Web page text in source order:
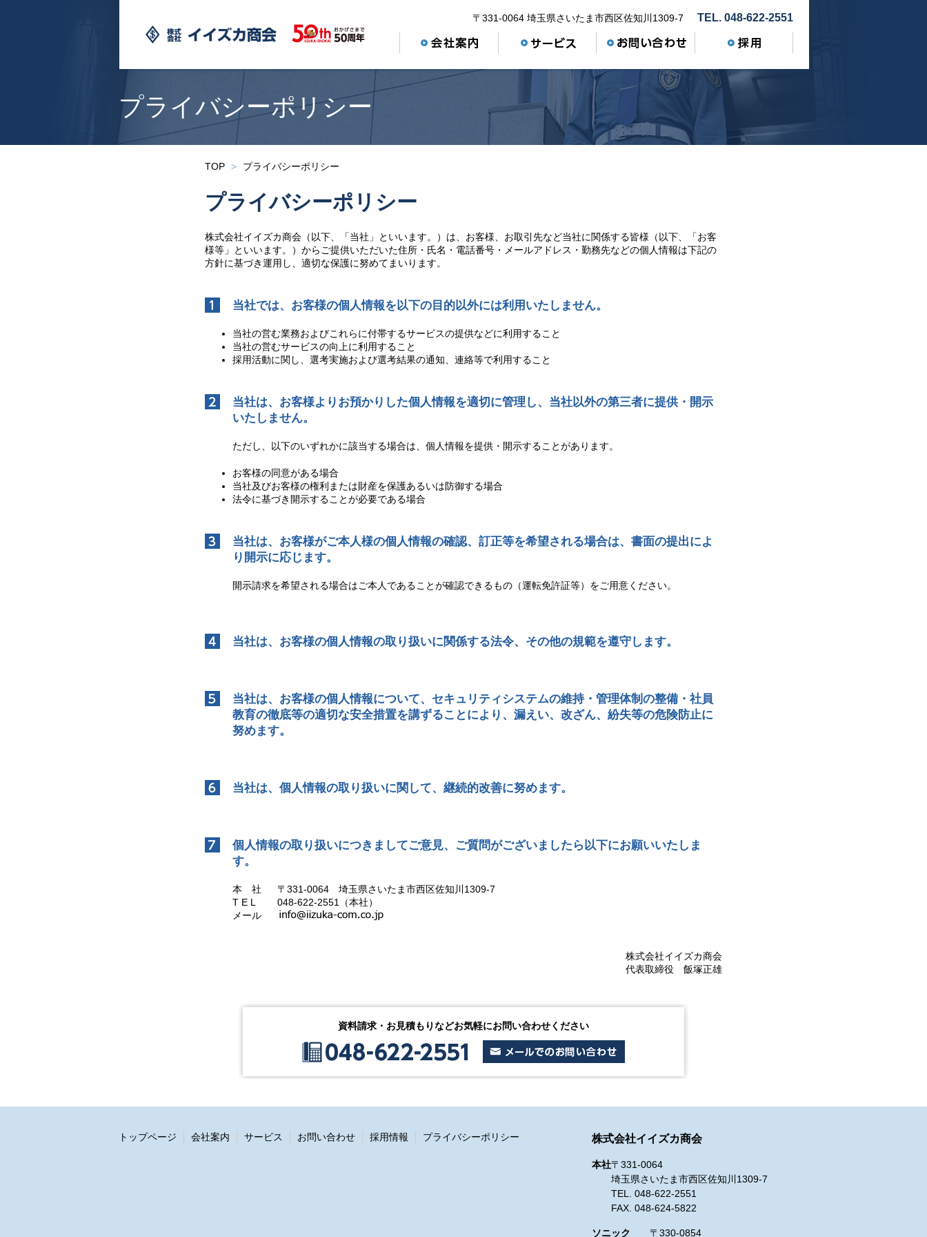
〒331-0064 埼玉県さいたま市西区佐知川1309-7 TEL. 048-622-2551
プライバシーポリシー
TOP プライバシーポリシー
プライバシーポリシー
株式会社イイズカ商会（以下、「当社」といいます。）は、お客様、お取引先など当社に関係する皆様（以下、「お客
様等」といいます。）からご提供いただいた住所・氏名・電話番号・メールアドレス・勤務先などの個人情報は下記の
方針に基づき運用し、適切な保護に努めてまいります。
当社では、お客様の個人情報を以下の目的以外には利用いたしません。
当社の営む業務およびこれらに付帯するサービスの提供などに利用すること
当社の営むサービスの向上に利用すること
採用活動に関し、選考実施および選考結果の通知、連絡等で利用すること
当社は、お客様よりお預かりした個人情報を適切に管理し、当社以外の第三者に提供・開示
いたしません。
ただし、以下のいずれかに該当する場合は、個人情報を提供・開示することがあります。
お客様の同意がある場合
当社及びお客様の権利または財産を保護あるいは防御する場合
法令に基づき開示することが必要である場合
当社は、お客様がご本人様の個人情報の確認、訂正等を希望される場合は、書面の提出によ
り開示に応じます。
開示請求を希望される場合はご本人であることが確認できるもの（運転免許証等）をご用意ください。
当社は、お客様の個人情報の取り扱いに関係する法令、その他の規範を遵守します。
当社は、お客様の個人情報について、セキュリティシステムの維持・管理体制の整備・社員
教育の徹底等の適切な安全措置を講ずることにより、漏えい、改ざん、紛失等の危険防止に
努めます。
当社は、個人情報の取り扱いに関して、継続的改善に努めます。
個人情報の取り扱いにつきましてご意見、ご質問がございましたら以下にお願いいたしま
す。
本 社
〒331-0064 埼玉県さいたま市西区佐知川1309-7
T E L
048-622-2551（本社）
メール
株式会社イイズカ商会
代表取締役 飯塚正雄
資料請求・お見積もりなどお気軽にお問い合わせください
トップページ 会社案内 サービス お問い合わせ 採用情報 プライバシーポリシー 株式会社イイズカ商会
本社〒331-0064
埼玉県さいたま市西区佐知川1309-7
TEL. 048-622-2551
FAX. 048-624-5822
ソニック 〒330-0854